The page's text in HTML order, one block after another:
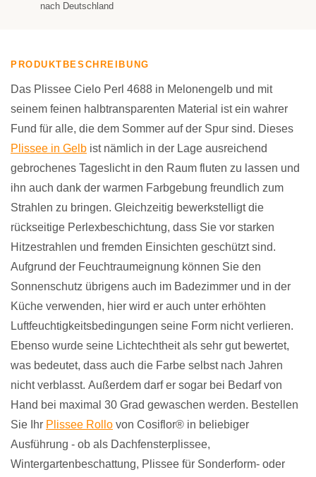
nach Deutschland
PRODUKTBESCHREIBUNG
Das Plissee Cielo Perl 4688 in Melonengelb und mit
seinem feinen halbtransparenten Material ist ein wahrer
Fund für alle, die dem Sommer auf der Spur sind. Dieses
Plissee in Gelb ist nämlich in der Lage ausreichend
gebrochenes Tageslicht in den Raum fluten zu lassen und
ihn auch dank der warmen Farbgebung freundlich zum
Strahlen zu bringen. Gleichzeitig bewerkstelligt die
rückseitige Perlexbeschichtung, dass Sie vor starken
Hitzestrahlen und fremden Einsichten geschützt sind.
Aufgrund der Feuchtraumeignung können Sie den
Sonnenschutz übrigens auch im Badezimmer und in der
Küche verwenden, hier wird er auch unter erhöhten
Luftfeuchtigkeitsbedingungen seine Form nicht verlieren.
Ebenso wurde seine Lichtechtheit als sehr gut bewertet,
was bedeutet, dass auch die Farbe selbst nach Jahren
nicht verblasst. Außerdem darf er sogar bei Bedarf von
Hand bei maximal 30 Grad gewaschen werden. Bestellen
Sie Ihr Plissee Rollo von Cosiflor® in beliebiger
Ausführung - ob als Dachfensterplissee,
Wintergartenbeschattung, Plissee für Sonderform- oder